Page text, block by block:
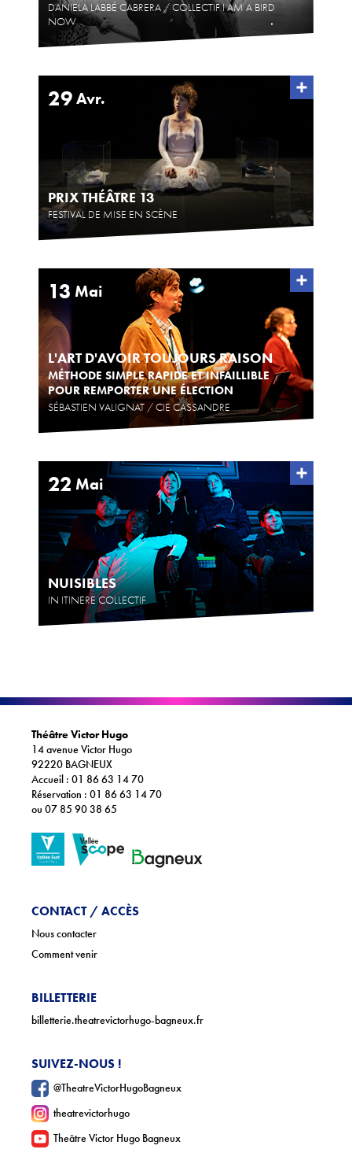
DANIELA LABBÉ CABRERA / COLLECTIF I AM A BIRD
NOW
29 Avr.
PRIX THÉÂTRE 13
FESTIVAL DE MISE EN SCÈNE
13 Mai
L'ART D'AVOIR TOUJOURS RAISON
MÉTHODE SIMPLE RAPIDE ET INFAILLIBLE
POUR REMPORTER UNE ÉLECTION
SÉBASTIEN VALIGNAT / CIE CASSANDRE
22 Mai
NUISIBLES
IN ITINERE COLLECTIF
Théâtre Victor Hugo
14 avenue Victor Hugo
92220 BAGNEUX
Accueil : 01 86 63 14 70
Réservation : 01 86 63 14 70
ou 07 85 90 38 65
CONTACT / ACCÈS
Nous contacter
Comment venir
BILLETTERIE
billetterie.theatrevictorhugo-bagneux.fr
SUIVEZ-NOUS !
@TheatreVictorHugoBagneux
theatrevictorhugo
Theâtre Victor Hugo Bagneux